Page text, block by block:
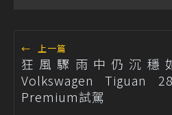
← 上一篇
狂風驟雨中仍沉穩
Volkswagen Tiguan
Premium試駕